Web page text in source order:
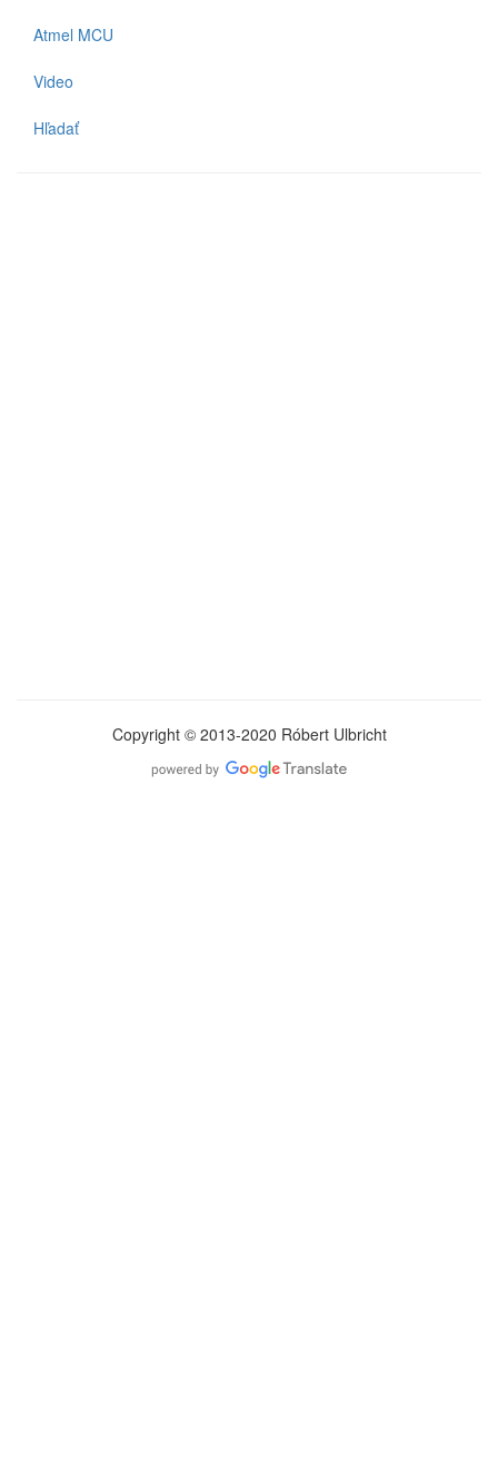
Atmel MCU
Video
Hľadať
Copyright © 2013-2020 Róbert Ulbricht